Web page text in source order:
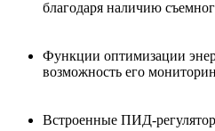
благодаря наличию
Функции оптимизации
возможность его
Встроенные ПИД-